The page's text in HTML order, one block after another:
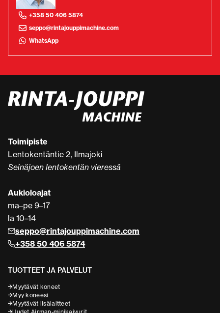
+358 50 406 5874
seppo@rintajouppimachine.com
WhatsApp
Toimipiste
Lentokentäntie 2, Ilmajoki
Seinäjoen lentokentän vieressä
Aukioloajat
ma–pe 9–17
la 10–14
seppo@rintajouppimachine.com
+358 50 406 5874
TUOTTEET JA PALVELUT
Myytävät koneet
Myy koneesi
Myytävät lisälaitteet